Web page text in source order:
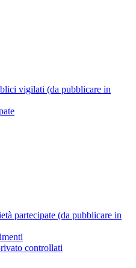
vigilati (da pubblicare in
partecipate (da pubblicare in
controllati